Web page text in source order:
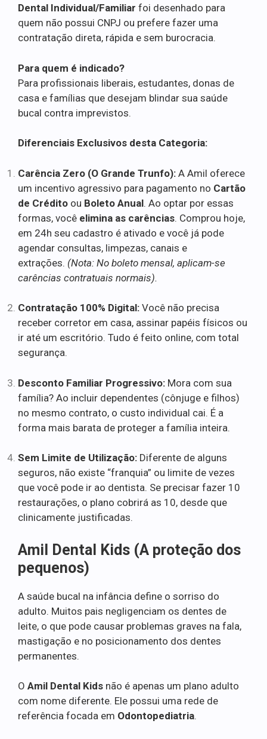
Dental Individual/Familiar foi desenhado para
quem não possui CNPJ ou prefere fazer uma
contratação direta, rápida e sem burocracia.
Para quem é indicado?
Para profissionais liberais, estudantes, donas de
casa e famílias que desejam blindar sua saúde
bucal contra imprevistos.
Diferenciais Exclusivos desta Categoria:
Carência Zero (O Grande Trunfo): A Amil oferece
um incentivo agressivo para pagamento no Cartão
de Crédito ou Boleto Anual. Ao optar por essas
formas, você elimina as carências. Comprou hoje,
em 24h seu cadastro é ativado e você já pode
agendar consultas, limpezas, canais e
extrações. (Nota: No boleto mensal, aplicam-se
carências contratuais normais).
Contratação 100% Digital: Você não precisa
receber corretor em casa, assinar papéis físicos ou
ir até um escritório. Tudo é feito online, com total
segurança.
Desconto Familiar Progressivo: Mora com sua
família? Ao incluir dependentes (cônjuge e filhos)
no mesmo contrato, o custo individual cai. É a
forma mais barata de proteger a família inteira.
Sem Limite de Utilização: Diferente de alguns
seguros, não existe “franquia” ou limite de vezes
que você pode ir ao dentista. Se precisar fazer 10
restaurações, o plano cobrirá as 10, desde que
clinicamente justificadas.
Amil Dental Kids (A proteção dos
pequenos)
A saúde bucal na infância define o sorriso do
adulto. Muitos pais negligenciam os dentes de
leite, o que pode causar problemas graves na fala,
mastigação e no posicionamento dos dentes
permanentes.
O Amil Dental Kids não é apenas um plano adulto
com nome diferente. Ele possui uma rede de
referência focada em Odontopediatria.